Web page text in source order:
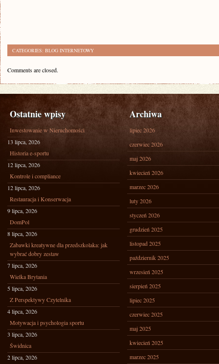
CATEGORIES: BLOG INTERNETOWY
Comments are closed.
Ostatnie wpisy
Inwestowanie w Nieruchomości
13 lipca, 2026
Historia e-sportu
12 lipca, 2026
Kontrole i compliance
12 lipca, 2026
Restauracja i Konserwacja
9 lipca, 2026
DomPol
8 lipca, 2026
Zabawki kreatywne dla przedszkolaka: jak
wybrać dobry zestaw
7 lipca, 2026
Wielka Brytania
5 lipca, 2026
Z Perspektywy Czytelnika
4 lipca, 2026
Motywacja i psychologia sportu
3 lipca, 2026
Świdnica
2 lipca, 2026
Archiwa
lipiec 2026
czerwiec 2026
maj 2026
kwiecień 2026
marzec 2026
luty 2026
styczeń 2026
grudzień 2025
listopad 2025
październik 2025
wrzesień 2025
sierpień 2025
lipiec 2025
czerwiec 2025
maj 2025
kwiecień 2025
marzec 2025